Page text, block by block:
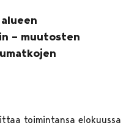
– muutosten
toimintansa elokuussa